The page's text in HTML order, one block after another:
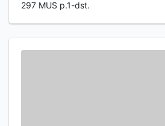
297 MUS p.1-dst.